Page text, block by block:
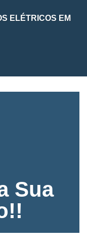
ELÉTRICOS EM
Sua